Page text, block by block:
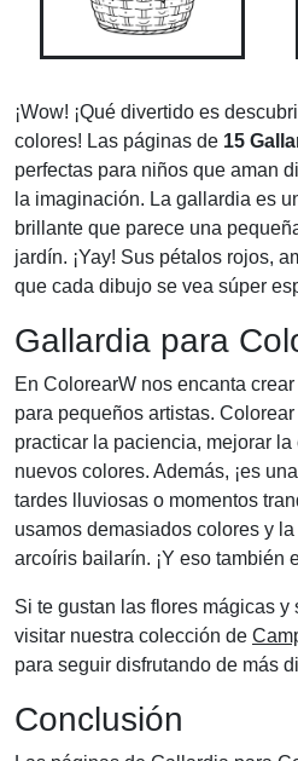
¡Wow! ¡Qué divertido es
colores! Las páginas de 15
perfectas para niños que aman
la imaginación. La gallardia es
brillante que parece una
jardín. ¡Yay! Sus pétalos rojos,
que cada dibujo se vea súper
Gallardia para
En ColorearW nos encanta
para pequeños artistas.
practicar la paciencia, mejorar
nuevos colores. Además, ¡es
tardes lluviosas o momentos
usamos demasiados colores y
arcoíris bailarín. ¡Y eso también
Si te gustan las flores mágicas
visitar nuestra colección de
para seguir disfrutando de más
Conclusión